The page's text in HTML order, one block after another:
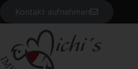
Kontakt aufnehmen